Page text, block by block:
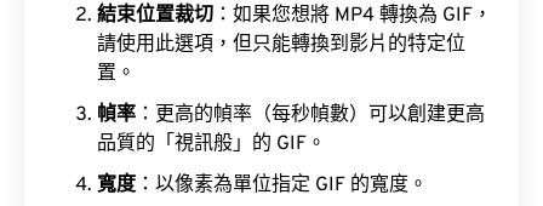
結束位置裁切 ：如果您想將 MP4 轉換為 GIF，
請使用此選項，但只能轉換到影片的特定位
置。
幀率 ：更高的幀率（每秒幀數）可以創建更高
品質的「視訊般」的 GIF。
寬度：以像素為單位指定 GIF 的寬度。